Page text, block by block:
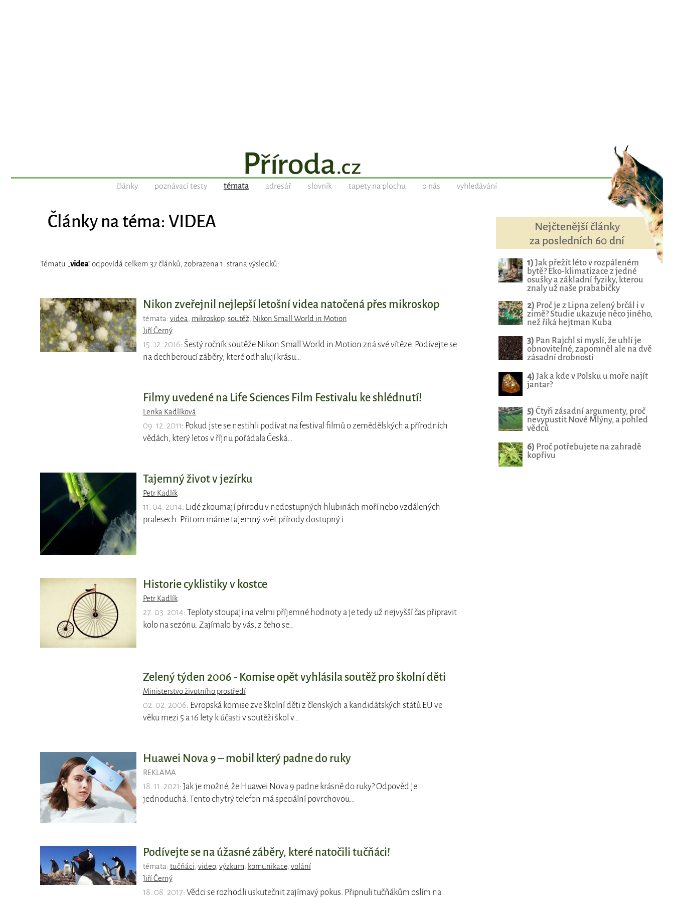
články poznávací testy témata adresář slovník tapety na plochu o nás vyhledávání
Články na téma: VIDEA
Tématu „ videa“ odpovídá celkem 37 článků, zobrazena 1. strana výsledků:
Nikon zveřejnil nejlepší letošní videa natočená přes mikroskop
témata: videa mikroskop, soutěž, Nikon Small World in Motion
Jiří Černý
15. 12. 2016: Šestý ročník soutěže Nikon Small World in Motion zná své vítěze. Podívejte se
na dechberoucí záběry, které odhalují krásu…
Filmy uvedené na Life Sciences Film Festivalu ke shlédnutí!
Lenka Kadlíková
09. 12. 2011: Pokud jste se nestihli podívat na festival filmů o zemědělských a přírodních
vědách, který letos v říjnu pořádala Česká…
Tajemný život v jezírku
Petr Kadlík
11. 04. 2014: Lidé zkoumají přirodu v nedostupných hlubinách moří nebo vzdálených
pralesech. Přitom máme tajemný svět přírody dostupný i…
Historie cyklistiky v kostce
Petr Kadlík
27. 03. 2014: Teploty stoupají na velmi příjemné hodnoty a je tedy už nejvyšší čas připravit
kolo na sezónu. Zajímalo by vás, z čeho se…
Zelený týden 2006 - Komise opět vyhlásila soutěž pro školní děti
Ministerstvo životního prostředí
02. 02. 2006: Evropská komise zve školní děti z členských a kandidátských států EU ve
věku mezi 5 a 16 lety k účasti v soutěži škol v…
Huawei Nova 9 – mobil který padne do ruky
REKLAMA
18. 11. 2021: Jak je možné, že Huawei Nova 9 padne krásně do ruky? Odpověď je
jednoduchá. Tento chytrý telefon má speciální povrchovou…
Podívejte se na úžasné záběry, které natočili tučňáci!
témata: tučňáci video, výzkum komunikace, volání
Jiří Černý
18. 08. 2017: Vědci se rozhodli uskutečnit zajímavý pokus. Připnuli tučňákům oslím na
Nejčtenější články
za posledních 60 dní
1) Jak přežít léto v rozpáleném
bytě? Eko-klimatizace z jedné
osušky a základní fyziky, kterou
znaly už naše prababičky
2) Proč je z Lipna zelený brčál i v
zimě? Studie ukazuje něco jiného,
než říká hejtman Kuba
3) Pan Rajchl si myslí, že uhlí je
obnovitelné, zapomněl ale na dvě
zásadní drobnosti
4) Jak a kde v Polsku u moře najít
jantar?
5) Čtyři zásadní argumenty, proč
nevypustit Nové Mlýny, a pohled
vědců
6) Proč potřebujete na zahradě
kopřivu